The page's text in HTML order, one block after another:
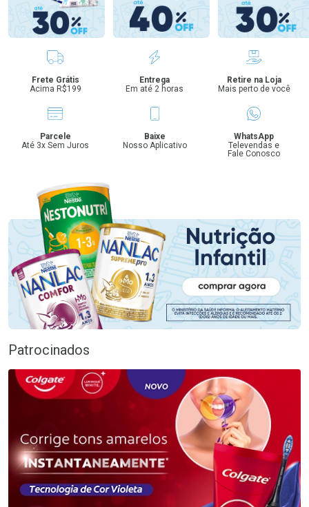
Benefícios
Frete Grátis
Acima R$199
Entrega
Em até 2 horas
Retire na Loja
Mais perto de você
Parcele
Até 3x Sem Juros
Baixe
Nosso Aplicativo
WhatsApp
Televendas e
Fale Conosco
Patrocinados